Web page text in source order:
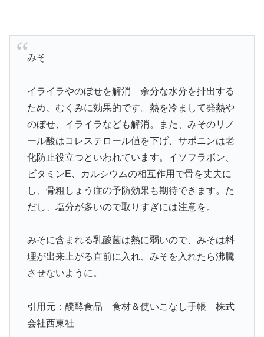
みそ
イライラやのぼせを解消 余分な水分を排出する
ため、むくみに効果的です。熱を冷まして発熱や
のぼせ、イライラなども解消。また、みそのリノ
ール酸はコレステロール値を下げ、サポニンは老
化防止役立つといわれています。イソフラボン、
ビタミンE、カルシウムの相互作用で骨を丈夫に
し、骨粗しょう症の予防効果も期待できます。た
だし、塩分が多いので取りすぎには注意を。
みそに含まれる乳酸菌は熱に弱いので、みそは料
理が出来上がる直前に入れ、みそを入れたら沸騰
させないように。
引用元：醗酵食品 食材＆使いこなし手帳 株式
会社西東社